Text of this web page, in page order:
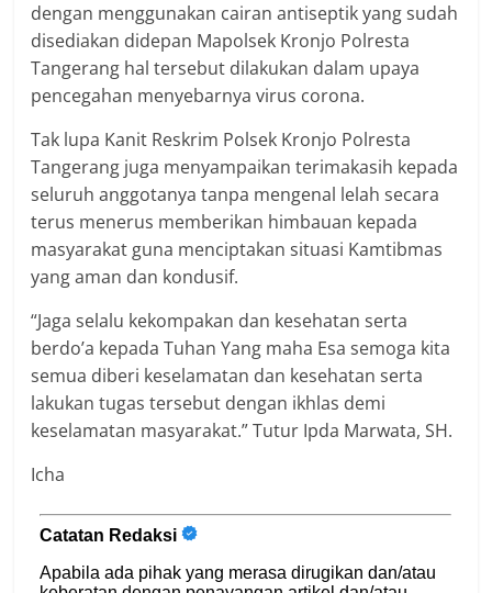
dengan menggunakan cairan antiseptik yang sudah
disediakan didepan Mapolsek Kronjo Polresta
Tangerang hal tersebut dilakukan dalam upaya
pencegahan menyebarnya virus corona.
Tak lupa Kanit Reskrim Polsek Kronjo Polresta
Tangerang juga menyampaikan terimakasih kepada
seluruh anggotanya tanpa mengenal lelah secara
terus menerus memberikan himbauan kepada
masyarakat guna menciptakan situasi Kamtibmas
yang aman dan kondusif.
“Jaga selalu kekompakan dan kesehatan serta
berdo’a kepada Tuhan Yang maha Esa semoga kita
semua diberi keselamatan dan kesehatan serta
lakukan tugas tersebut dengan ikhlas demi
keselamatan masyarakat.” Tutur Ipda Marwata, SH.
Icha